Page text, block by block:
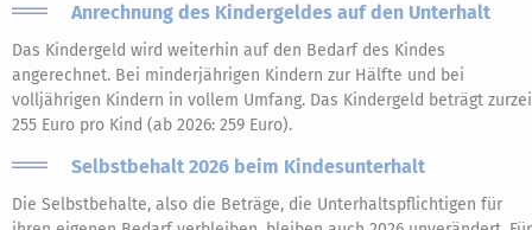
Anrechnung des Kindergeldes auf den Unterhalt
Das Kindergeld wird weiterhin auf den Bedarf des Kindes
angerechnet. Bei minderjährigen Kindern zur Hälfte und bei
volljährigen Kindern in vollem Umfang. Das Kindergeld beträgt
255 Euro pro Kind (ab 2026: 259 Euro).
Selbstbehalt 2026 beim Kindesunterhalt
Die Selbstbehalte, also die Beträge, die Unterhaltspflichtigen für